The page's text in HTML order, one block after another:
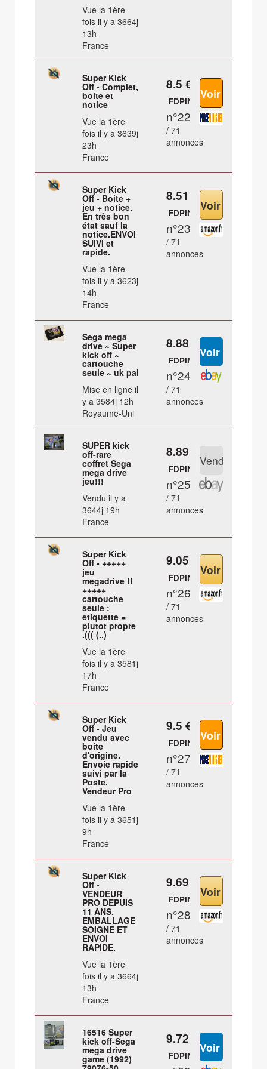
Vue la 1ère
fois il y a 3664j
13h
France
Super Kick
Off - Complet,
boite et
notice
Vue la 1ère
fois il y a 3639j
23h
France
8.5 €
FDPIN
n°22
/ 71
annonces
Super Kick
Off - Boite +
jeu + notice.
En très bon
état sauf la
notice.ENVOI
SUIVI et
rapide.
Vue la 1ère
fois il y a 3623j
14h
France
8.51 €
FDPIN
n°23
/ 71
annonces
Sega mega
drive ~ Super
kick off ~
cartouche
seule ~ uk pal
Mise en ligne il
y a 3584j 12h
Royaume-Uni
8.88 €
FDPIN
n°24
/ 71
annonces
SUPER kick
off-rare
coffret Sega
mega drive
jeu!!!
Vendu il y a
3644j 19h
France
8.89 €
FDPIN
n°25
/ 71
annonces
Super Kick
Off - +++++
jeu
megadrive !!
+++++
cartouche
seule :
etiquette =
plutot propre
.((( (..)
Vue la 1ère
fois il y a 3581j
17h
France
9.05 €
FDPIN
n°26
/ 71
annonces
Super Kick
Off - Jeu
vendu avec
boite
d'origine.
Envoie rapide
suivi par la
Poste.
Vendeur Pro
Vue la 1ère
fois il y a 3651j
9h
France
9.5 €
FDPIN
n°27
/ 71
annonces
Super Kick
Off -
VENDEUR
PRO DEPUIS
11 ANS.
EMBALLAGE
SOIGNE ET
ENVOI
RAPIDE.
Vue la 1ère
fois il y a 3664j
13h
France
9.69 €
FDPIN
n°28
/ 71
annonces
16516 Super
kick off-Sega
mega drive
game (1992)
9.72 €
FDPIN